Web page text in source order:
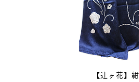
【辻ヶ花】紺